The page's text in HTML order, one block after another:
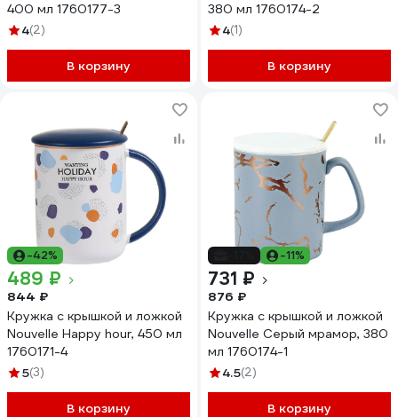
400 мл 1760177-3
4(2)
В корзину
380 мл 1760174-2
4(1)
В корзину
-42%
489 ₽
844 ₽
Кружка с крышкой и ложкой
Nouvelle Happy hour, 450 мл
1760171-4
5(3)
В корзину
-11%
731 ₽
876 ₽
Кружка с крышкой и ложкой
Nouvelle Серый мрамор, 380
мл 1760174-1
4.5(2)
В корзину